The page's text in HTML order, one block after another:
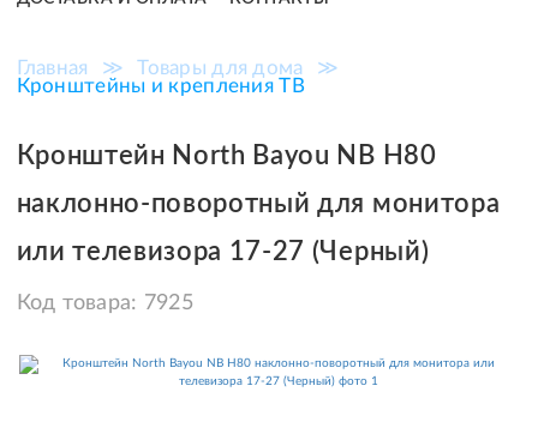
Главная ≫ Товары для дома
≫
Кронштейны и крепления ТВ
Кронштейн North Bayou NB H80
наклонно-поворотный для монитора
или телевизора 17-27 (Черный)
Код товара: 7925